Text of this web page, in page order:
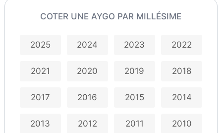
COTER UNE AYGO PAR MILLÉSIME
2025 2024 2023 2022
2021 2020 2019 2018
2017 2016 2015 2014
2013 2012 2011 2010